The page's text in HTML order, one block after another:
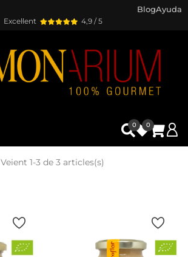
Excel·lent 4,9 / 5
BlogAyuda
0 0
Veient 1-3 de 3 articles(s)